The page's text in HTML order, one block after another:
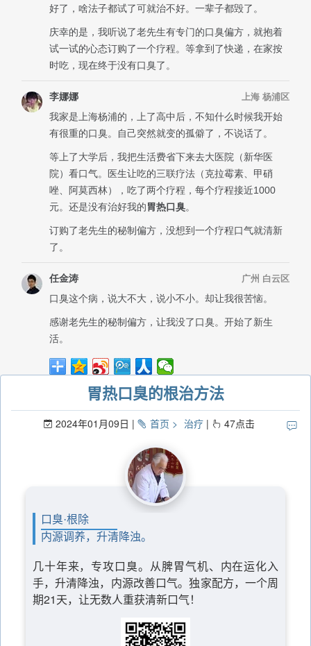
胃热口臭的根治方法
2024年01月09日 首页 治疗 47点击
口臭·根除
内源调养，升清降浊。
几十年来，专攻口臭。从脾胃气机、内在运化入
手，升清降浊，内源改善口气。独家配方，一个周
期21天，让无数人重获清新口气！